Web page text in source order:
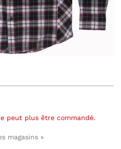
peut plus être commandé.
magasins »